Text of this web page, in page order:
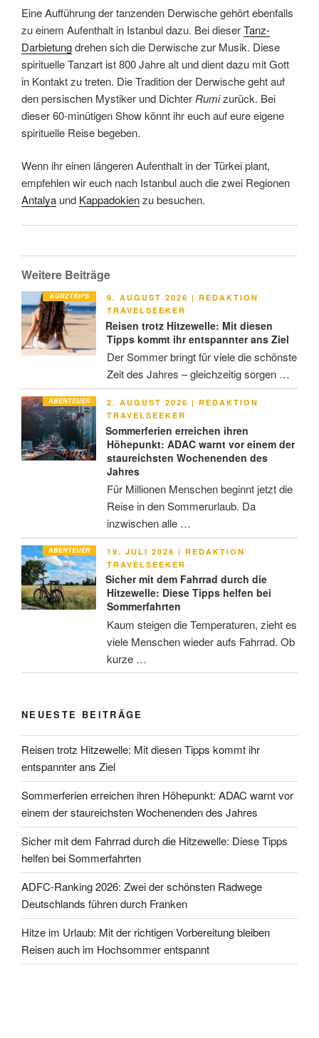
Eine Aufführung der tanzenden Derwische gehört ebenfalls
zu einem Aufenthalt in Istanbul dazu. Bei dieserTanz-
Darbietungdrehen sich die Derwische zur Musik. Diese
spirituelle Tanzart ist 800 Jahre alt und dient dazu mit Gott
in Kontakt zu treten. Die Tradition der Derwische geht auf
den persischen Mystiker und Dichter Rumizurück. Bei
dieser 60-minütigen Show könnt ihr euch auf eure eigene
spirituelle Reise begeben.
Wenn ihr einen längeren Aufenthalt in der Türkei plant,
empfehlen wir euch nach Istanbul auch die zwei Regionen
Antalya und Kappadokienzu besuchen.
Weitere Beiträge
KURZTRIPS
VERÖFFENTLICHT
AM
9. AUGUST 2026 | REDAKTION
TRAVELSEEKER
Reisen trotz Hitzewelle: Mit diesen
Tipps kommt ihr entspannter ans Ziel
Der Sommer bringt für viele die schönste
Zeit des Jahres – gleichzeitig sorgen …
ABENTEUER
VERÖFFENTLICHT
AM
2. AUGUST 2026 | REDAKTION
TRAVELSEEKER
Sommerferien erreichen ihren
Höhepunkt: ADAC warnt vor einem der
staureichsten Wochenenden des
Jahres
Für Millionen Menschen beginnt jetzt die
Reise in den Sommerurlaub. Da
inzwischen alle …
ABENTEUER
VERÖFFENTLICHT
AM
19. JULI 2026 | REDAKTION
TRAVELSEEKER
Sicher mit dem Fahrrad durch die
Hitzewelle: Diese Tipps helfen bei
Sommerfahrten
Kaum steigen die Temperaturen, zieht es
viele Menschen wieder aufs Fahrrad. Ob
kurze …
NEUESTE BEITRÄGE
Reisen trotz Hitzewelle: Mit diesen Tipps kommt ihr
entspannter ans Ziel
Sommerferien erreichen ihren Höhepunkt: ADAC warnt vor
einem der staureichsten Wochenenden des Jahres
Sicher mit dem Fahrrad durch die Hitzewelle: Diese Tipps
helfen bei Sommerfahrten
ADFC-Ranking 2026: Zwei der schönsten Radwege
Deutschlands führen durch Franken
Hitze im Urlaub: Mit der richtigen Vorbereitung bleiben
Reisen auch im Hochsommer entspannt